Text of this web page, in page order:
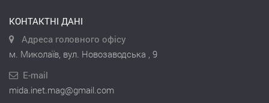
КОНТАКТНІ ДАНІ
Адреса головного офісу
м. Миколаїв, вул. Новозаводська , 9
E-mail
mida.inet.mag@gmail.com